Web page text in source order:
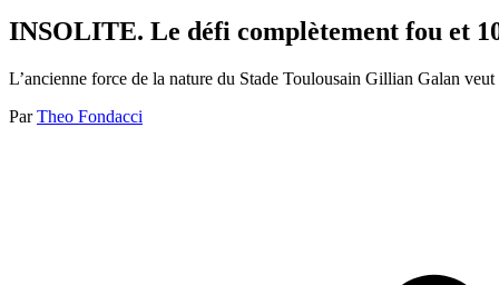
INSOLITE. Le défi complètement fou et
L’ancienne force de la nature du Stade Toulousain Gillian Galan
Par Theo Fondacci